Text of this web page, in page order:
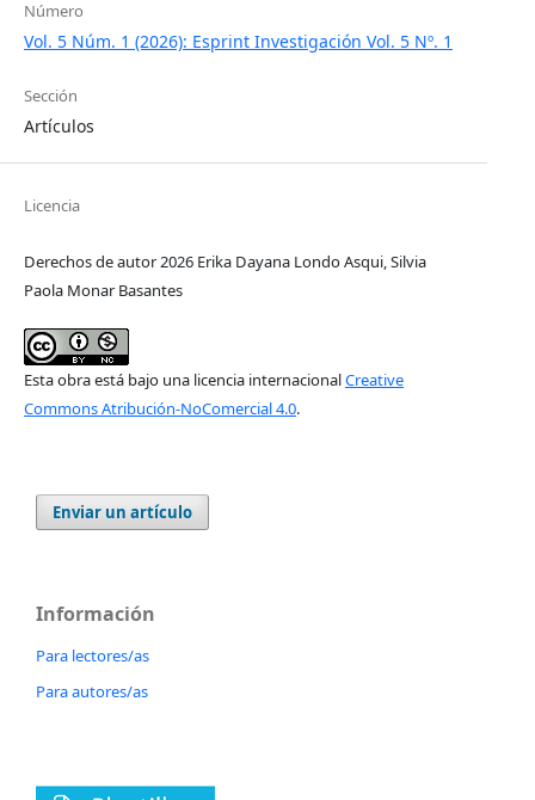
Número
Vol. 5 Núm. 1 (2026): Esprint Investigación Vol. 5 Nº. 1
Sección
Artículos
Licencia
Derechos de autor 2026 Erika Dayana Londo Asqui, Silvia
Paola Monar Basantes
Esta obra está bajo una licencia internacionalCreative
Commons Atribución-NoComercial 4.0.
Enviar un artículo
Información
Para lectores/as
Para autores/as